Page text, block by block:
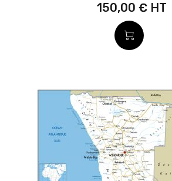
150,00 €